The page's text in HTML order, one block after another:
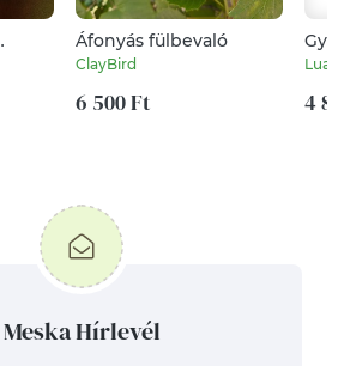
Áfonyás fülbevaló
ClayBird
6 500 Ft 4
Meska Hírlevél